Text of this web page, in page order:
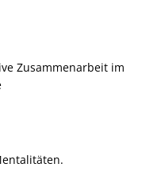
Zusammenarbeit im